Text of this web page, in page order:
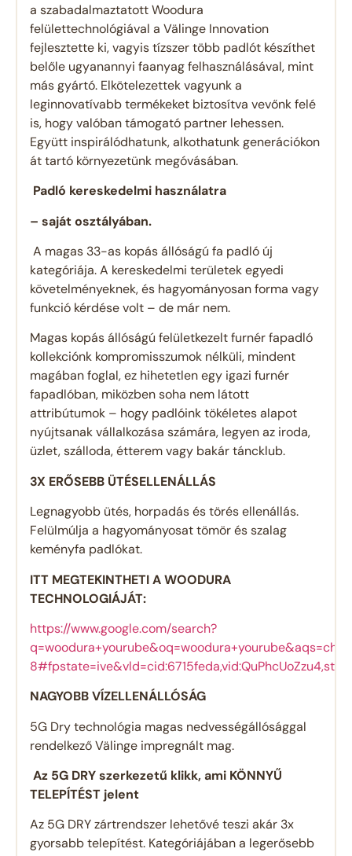
a szabadalmaztatott Woodura
felülettechnológiával a Välinge Innovation
fejlesztette ki, vagyis tízszer több padlót készíthet
belőle ugyanannyi faanyag felhasználásával, mint
más gyártó. Elkötelezettek vagyunk a
leginnovatívabb termékeket biztosítva vevőnk felé
is, hogy valóban támogató partner lehessen.
Együtt inspirálódhatunk, alkothatunk generációkon
át tartó környezetünk megóvásában.
Padló kereskedelmi használatra
– saját osztályában.
A magas 33-as kopás állóságú fa padló új
kategóriája. A kereskedelmi területek egyedi
követelményeknek, és hagyományosan forma vagy
funkció kérdése volt – de már nem.
Magas kopás állóságú felületkezelt furnér fapadló
kollekciónk kompromisszumok nélküli, mindent
magában foglal, ez hihetetlen egy igazi furnér
fapadlóban, miközben soha nem látott
attribútumok – hogy padlóink ​​tökéletes alapot
nyújtsanak vállalkozása számára, legyen az iroda,
üzlet, szálloda, étterem vagy bakár táncklub.
3X ERŐSEBB ÜTÉSELLENÁLLÁS
Legnagyobb ütés, horpadás és törés ellenállás.
Felülmúlja a hagyományosat tömör és szalag
keményfa padlókat.
ITT MEGTEKINTHETI A WOODURA
TECHNOLOGIÁJÁT:
https://www.google.com/search?
8#fpstate=ive&vld=cid:6715feda,vid:QuPhcUoZzu4,st:0
NAGYOBB VÍZELLENÁLLÓSÁG
5G Dry technológia magas nedvességállósággal
rendelkező Välinge impregnált mag.
Az 5G DRY szerkezetű klikk, ami KÖNNYŰ
TELEPÍTÉST jelent
Az 5G DRY zártrendszer lehetővé teszi akár 3x
gyorsabb telepítést. Kategóriájában a legerősebb